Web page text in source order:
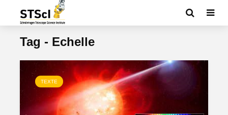
Tag - Echelle
TEXTE